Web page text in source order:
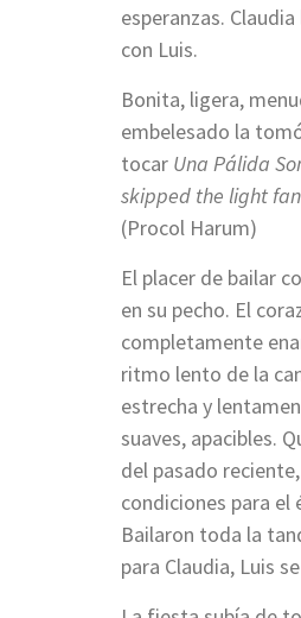
esperanzas.
con Luis.
Bonita, ligera,
embelesado la
tocar Una Pálida
skipped the light
(Procol Harum)
El placer de bailar
en su pecho. El
completamente
ritmo lento de la
estrecha y
suaves, apacibles.
del pasado
condiciones para el
Bailaron toda la
para Claudia, Luis